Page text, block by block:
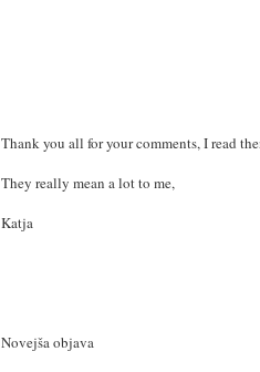
Thank you all for your comments, I read
They really mean a lot to me,
Katja
Novejša objava